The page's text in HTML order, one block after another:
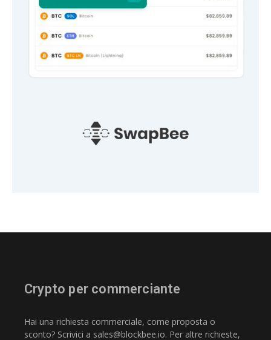
Crypto per commerciante
Hai una richiesta commerciale, come proposta o
sconto? Scrivici a sales@blockbee.io. Per altre richieste,